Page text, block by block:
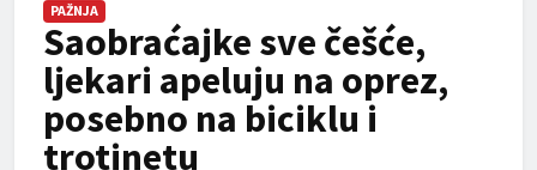
PAŽNJA
Saobraćajke sve češće,
ljekari apeluju na oprez,
posebno na biciklu i
trotinetu